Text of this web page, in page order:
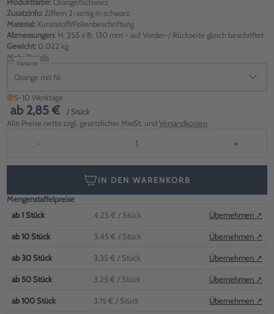
Zusatzinfo: Ziffern 2-seitig in schwarz
Material: Kunststoff/Folienbeschriftung
Abmessungen: H: 255 x B: 130 mm - auf Vorder-/ Rückseite gleich beschriftet
Gewicht: 0.022 kg
Mehr Details
Variante
Orange mit Nr.
5-10 Werktage
ab 2,85 €
/ Stück
Alle Preise netto zzgl. gesetzlicher MwSt. und Versandkosten
− +
IN DEN WARENKORB
Mengenstaffelpreise
ab1 Stück 4,25 € / Stück Übernehmen ↗
ab10 Stück 3,45 € / Stück Übernehmen ↗
ab30 Stück 3,35 € / Stück Übernehmen ↗
ab 50 Stück 3,25 € / Stück Übernehmen ↗
ab100 Stück 3,15 € / Stück Übernehmen ↗